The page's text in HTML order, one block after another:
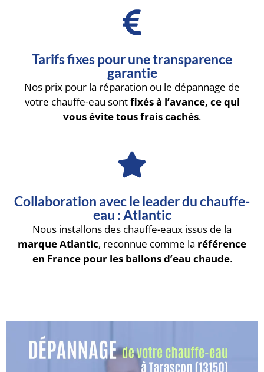
Tarifs fixes pour une transparence
garantie
Nos prix pour la réparation ou le dépannage de
votre chauffe-eau sontfixés à l’avance, ce qui
vous évite tous frais cachés.
Collaboration avec le leader du chauffe-
eau : Atlantic
Nous installons des chauffe-eaux issus de la
marque Atlantic, reconnue comme la référence
en France pour les ballons d’eau chaude.